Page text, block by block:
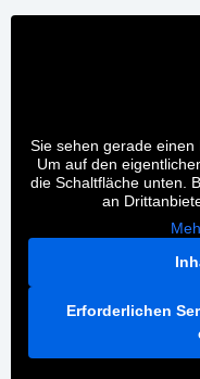
Sie sehen gerade einen
Um auf den
die Schaltfläche unten.
an
Erforderlichen